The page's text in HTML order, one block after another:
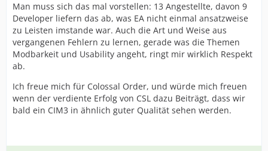
Man muss sich das mal vorstellen: 13 Angestellte, davon 9
Developer liefern das ab, was EA nicht einmal ansatzweise
zu Leisten imstande war. Auch die Art und Weise aus
vergangenen Fehlern zu lernen, gerade was die Themen
Modbarkeit und Usability angeht, ringt mir wirklich Respekt
ab.
Ich freue mich für Colossal Order, und würde mich freuen
wenn der verdiente Erfolg von CSL dazu Beiträgt, dass wir
bald ein CIM3 in ähnlich guter Qualität sehen werden.